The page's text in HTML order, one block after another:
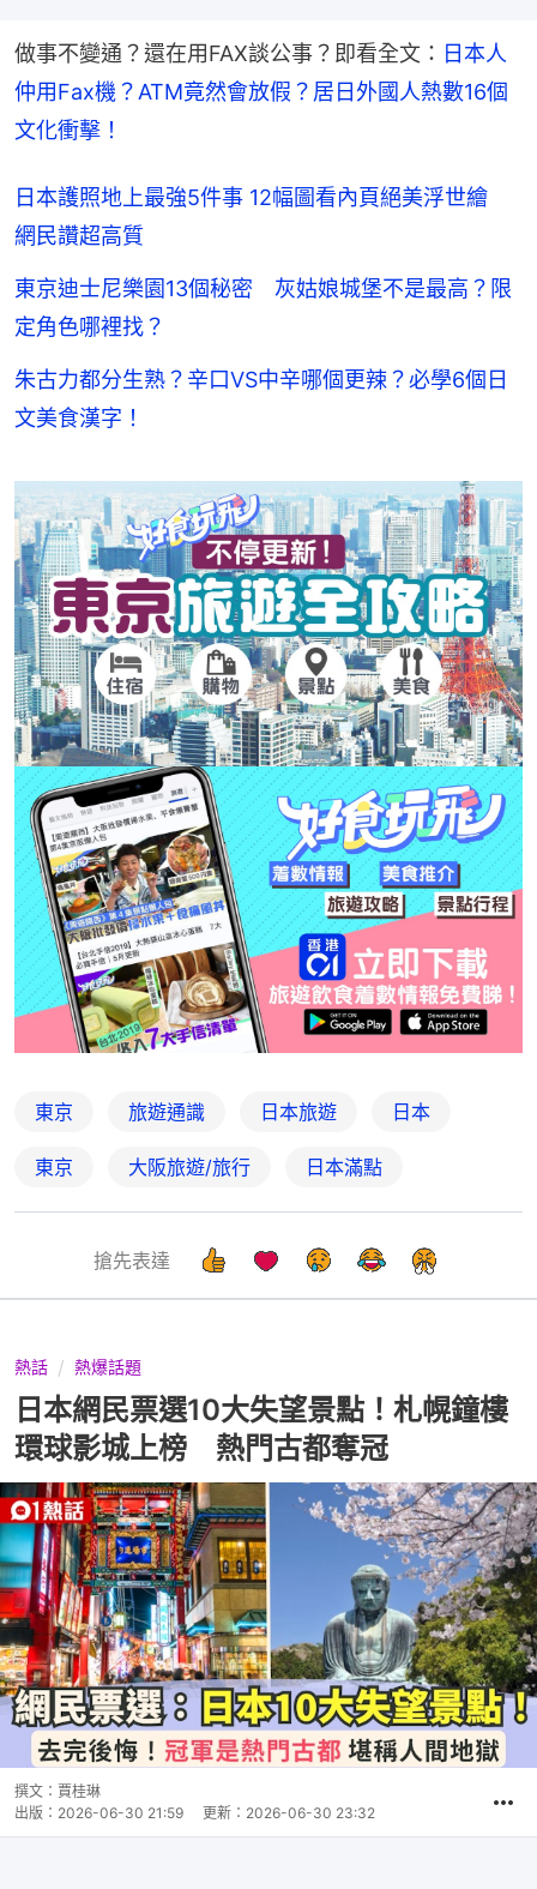
做事不變通？還在用FAX談公事？即看全文： 日本人
仲用Fax機？ATM竟然會放假？居日外國人熱數16個
文化衝擊！
日本護照地上最強5件事 12幅圖看內頁絕美浮世繪
網民讚超高質
東京迪士尼樂園13個秘密 灰姑娘城堡不是最高？限
定角色哪裡找？
朱古力都分生熟？辛口VS中辛哪個更辣？必學6個日
文美食漢字！
東京 旅遊通識 日本旅遊 日本
東京 大阪旅遊/旅行 日本滿點
搶先表達
熱話 熱爆話題
日本網民票選10大失望景點！札幌鐘樓
環球影城上榜 熱門古都奪冠
撰文： 賈桂琳
出版： 2026-06-30 21:59 更新： 2026-06-30 23:32